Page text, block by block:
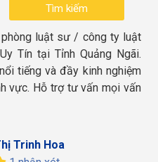
luật sư / công ty luật
Tín tại Tỉnh Quảng Ngãi.
tiếng và đầy kinh nghiệm
vực. Hỗ trợ tư vấn mọi vấn
Trinh Hoa